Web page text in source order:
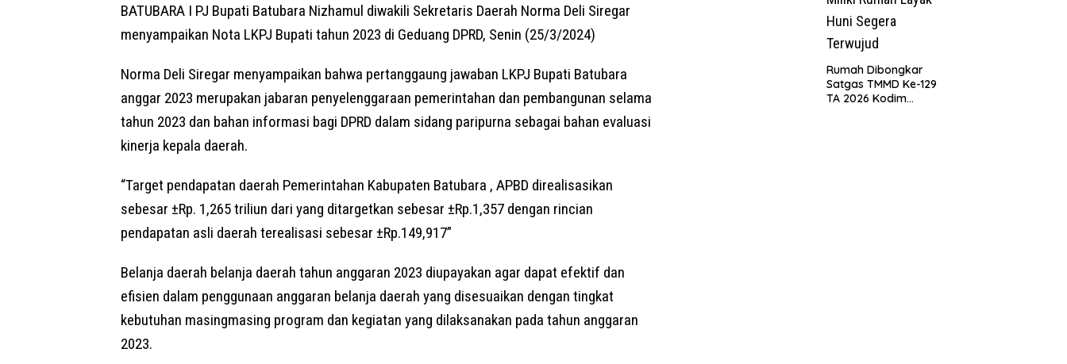
BATUBARA I PJ Bupati Batubara Nizhamul diwakili Sekretaris Daerah Norma Deli Siregar
menyampaikan Nota LKPJ Bupati tahun 2023 di Geduang DPRD, Senin (25/3/2024)
Norma Deli Siregar menyampaikan bahwa pertanggaung jawaban LKPJ Bupati Batubara
anggar 2023 merupakan jabaran penyelenggaraan pemerintahan dan pembangunan selama
tahun 2023 dan bahan informasi bagi DPRD dalam sidang paripurna sebagai bahan evaluasi
kinerja kepala daerah.
“Target pendapatan daerah Pemerintahan Kabupaten Batubara , APBD direalisasikan
sebesar ±Rp. 1,265 triliun dari yang ditargetkan sebesar ±Rp.1,357 dengan rincian
pendapatan asli daerah terealisasi sebesar ±Rp.149,917”
Belanja daerah belanja daerah tahun anggaran 2023 diupayakan agar dapat efektif dan
efisien dalam penggunaan anggaran belanja daerah yang disesuaikan dengan tingkat
kebutuhan masingmasing program dan kegiatan yang dilaksanakan pada tahun anggaran
2023.
Rumah Dibongkar
Satgas TMMD Ke-129
TA 2026 Kodim